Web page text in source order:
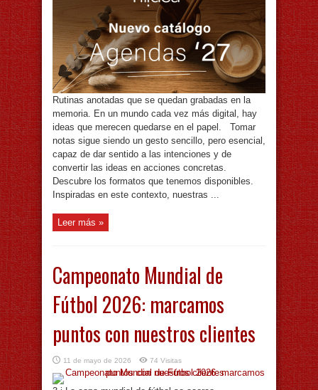
Rutinas anotadas que se quedan grabadas en la
memoria. En un mundo cada vez más digital, hay
ideas que merecen quedarse en el papel. Tomar
notas sigue siendo un gesto sencillo, pero esencial,
capaz de dar sentido a las intenciones y de
convertir las ideas en acciones concretas.
Descubre los formatos que tenemos disponibles.
Inspiradas en este contexto, nuestras ...
Leer más »
Campeonato Mundial de
Fútbol 2026: marcamos
puntos con nuestros clientes
11 de mayo de 2026 74 Visitas